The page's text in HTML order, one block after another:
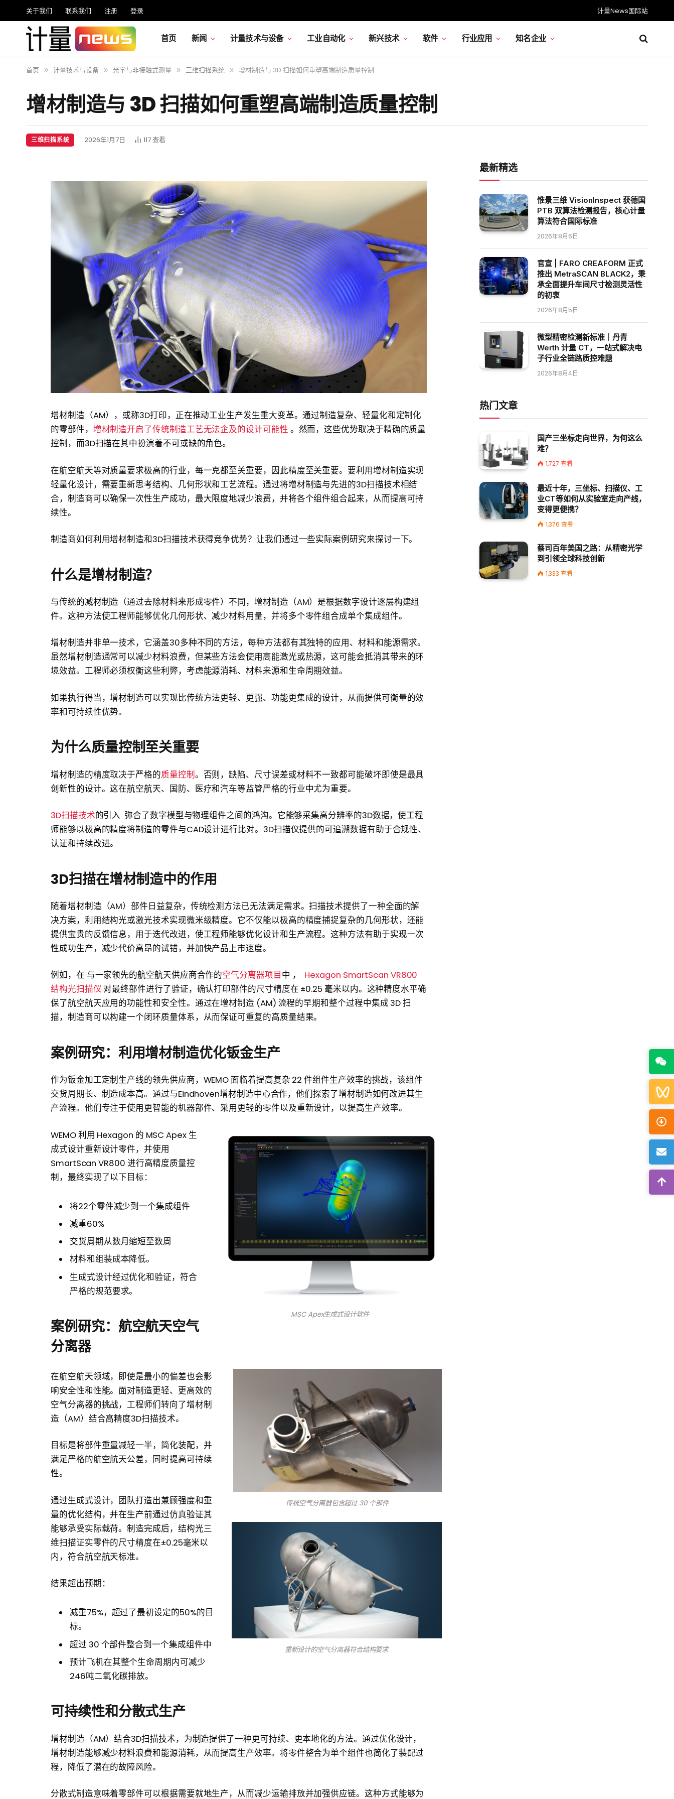
关于我们 联系我们 注册 登录 计量News国际站
首页 新闻 计量技术与设备 工业自动化 新兴技术 软件 行业应用 知名企业
首页 » 计量技术与设备 » 光学与非接触式测量 » 三维扫描系统 » 增材制造与 3D 扫描如何重塑高端制造质量控制
增材制造与 3D 扫描如何重塑高端制造质量控制
三维扫描系统 2026年1月7日 117查看
增材制造（AM），或称3D打印，正在推动工业生产发生重大变革。通过制造复杂、轻量化和定制化
的零部件， 增材制造开启了传统制造工艺无法企及的设计可能性 。然而，这些优势取决于精确的质量
控制，而3D扫描在其中扮演着不可或缺的角色。
在航空航天等对质量要求极高的行业，每一克都至关重要，因此精度至关重要。要利用增材制造实现
轻量化设计，需要重新思考结构、几何形状和工艺流程。通过将增材制造与先进的3D扫描技术相结
合，制造商可以确保一次性生产成功，最大限度地减少浪费，并将各个组件组合起来，从而提高可持
续性。
制造商如何利用增材制造和3D扫描技术获得竞争优势？让我们通过一些实际案例研究来探讨一下。
什么是增材制造？
与传统的减材制造（通过去除材料来形成零件）不同，增材制造（AM）是根据数字设计逐层构建组
件。这种方法使工程师能够优化几何形状、减少材料用量，并将多个零件组合成单个集成组件。
增材制造并非单一技术，它涵盖30多种不同的方法，每种方法都有其独特的应用、材料和能源需求。
虽然增材制造通常可以减少材料浪费，但某些方法会使用高能激光或热源，这可能会抵消其带来的环
境效益。工程师必须权衡这些利弊，考虑能源消耗、材料来源和生命周期效益。
如果执行得当，增材制造可以实现比传统方法更轻、更强、功能更集成的设计，从而提供可衡量的效
率和可持续性优势。
为什么质量控制至关重要
增材制造的精度取决于严格的质量控制。否则，缺陷、尺寸误差或材料不一致都可能破坏即使是最具
创新性的设计。这在航空航天、国防、医疗和汽车等监管严格的行业中尤为重要。
3D扫描技术的引入 弥合了数字模型与物理组件之间的鸿沟。它能够采集高分辨率的3D数据，使工程
师能够以极高的精度将制造的零件与CAD设计进行比对。3D扫描仪提供的可追溯数据有助于合规性、
认证和持续改进。
3D扫描在增材制造中的作用
随着增材制造（AM）部件日益复杂，传统检测方法已无法满足需求。扫描技术提供了一种全面的解
决方案，利用结构光或激光技术实现微米级精度。它不仅能以极高的精度捕捉复杂的几何形状，还能
提供宝贵的反馈信息，用于迭代改进，使工程师能够优化设计和生产流程。这种方法有助于实现一次
性成功生产，减少代价高昂的试错，并加快产品上市速度。
例如，在 与一家领先的航空航天供应商合作的空气分离器项目 中 ， Hexagon SmartScan VR800
结构光扫描仪 对最终部件进行了验证，确认打印部件的尺寸精度在 ±0.25 毫米以内。这种精度水平确
保了航空航天应用的功能性和安全性。通过在增材制造 (AM) 流程的早期和整个过程中集成 3D 扫
描，制造商可以构建一个闭环质量体系，从而保证可重复的高质量结果。
案例研究：利用增材制造优化钣金生产
作为钣金加工定制生产线的领先供应商，WEMO 面临着提高复杂 22 件组件生产效率的挑战，该组件
交货周期长、制造成本高。通过与Eindhoven增材制造中心合作，他们探索了增材制造如何改进其生
产流程。他们专注于使用更智能的机器部件、采用更轻的零件以及重新设计，以提高生产效率。
MSC Apex生成式设计软件
WEMO 利用 Hexagon 的 MSC Apex 生
成式设计重新设计零件，并使用
SmartScan VR800 进行高精度质量控
制，最终实现了以下目标：
将22个零件减少到一个集成组件
减重60%
交货周期从数月缩短至数周
材料和组装成本降低。
生成式设计经过优化和验证，符合
严格的规范要求。
案例研究：航空航天空气
分离器
传统空气分离器包含超过 30 个部件
在航空航天领域，即使是最小的偏差也会影
响安​​全性和性能。面对制造更轻、更高效的
空气分离器的挑战，工程师们转向了增材制
造（AM）结合高精度3D扫描技术。
目标是将部件重量减轻一半，简化装配，并
满足严格的航空航天公差，同时提高可持续
性。
重新设计的空气分离器符合结构要求
通过生成式设计，团队打造出兼顾强度和重
量的优化结构，并在生产前通过仿真验证其
能够承受实际载荷。制造完成后，结构光三
维扫描证实零件的尺寸精度在±0.25毫米以
内，符合航空航天标准。
结果超出预期：
减重75%，超过了最初设定的50%的目
标。
超过 30 个部件整合到一个集成组件中
预计飞机在其整个生命周期内可减少
246吨二氧化碳排放。
可持续性和分散式生产
增材制造（AM）结合3D扫描技术，为制造提供了一种更可持续、更本地化的方法。通过优化设计，
增材制造能够减少材料浪费和能源消耗，从而提高生产效率。将零件整合为单个组件也简化了装配过
程，降低了潜在的故障风险。
分散式制造意味着零部件可以根据需要就地生产，从而减少运输排放并加强供应链。这种方式能够为
最新精选
惟景三维 VisionInspect 获德国
PTB 双算法检测报告，核心计量
算法符合国际标准
2026年8月6日
官宣 | FARO CREAFORM 正式
推出 MetraSCAN BLACK2，秉
承全面提升车间尺寸检测灵活性
的初衷
2026年8月5日
微型精密检测新标准｜丹青
Werth 计量 CT，一站式解决电
子行业全链路质控难题
2026年8月4日
热门文章
国产三坐标走向世界，为何这么
难？
1,727 查看
最近十年，三坐标、扫描仪、工
业CT等如何从实验室走向产线，
变得更便携？
1,376 查看
蔡司百年美国之路：从精密光学
到引领全球科技创新
1,333 查看